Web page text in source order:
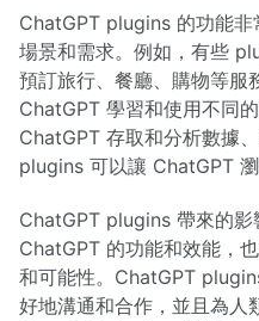
ChatGPT plugins 的功能非
場景和需求。例如，有些
預訂旅行、餐廳、購物等
ChatGPT 學習和使用不同
ChatGPT 存取和分析數據
plugins 可以讓 ChatGPT 瀏
ChatGPT plugins 帶來的影
ChatGPT 的功能和效能，
和可能性。ChatGPT
好地溝通和合作，並且為人